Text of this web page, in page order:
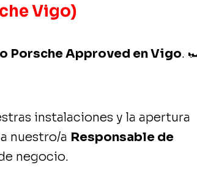
Vigo)
Porsche Approved en Vigo.
instalaciones y la apertura
nuestro/a Responsable de
negocio.